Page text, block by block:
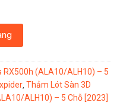
Lexus RX500h (ALA10/
RX500h (ALA10/ALH10) – 5
Thảm Lót Sàn 3D
ALH10) – 5 Chỗ [2023]